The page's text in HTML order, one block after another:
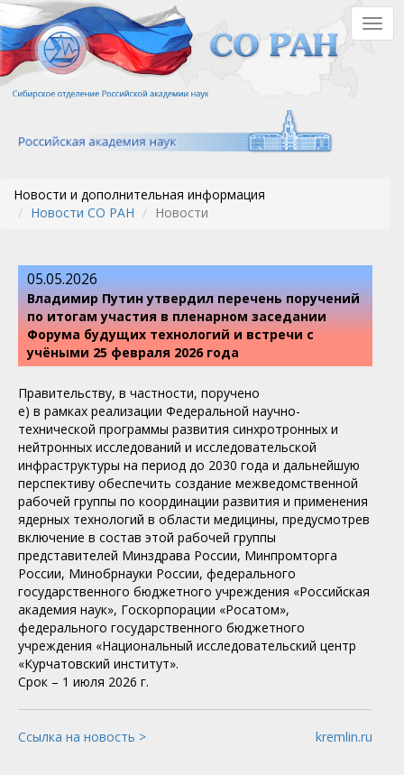
Перейти
к
основному
содержанию
Новости и дополнительная информация
Новости СО РАН
Новости
05.05.2026
Владимир Путин утвердил перечень поручений
по итогам участия в пленарном заседании
Форума будущих технологий и встречи с
учёными 25 февраля 2026 года
Правительству, в частности, поручено
e) в рамках реализации Федеральной научно-
технической программы развития синхротронных и
нейтронных исследований и исследовательской
инфраструктуры на период до 2030 года и дальнейшую
перспективу обеспечить создание межведомственной
рабочей группы по координации развития и применения
ядерных технологий в области медицины, предусмотрев
включение в состав этой рабочей группы
представителей Минздрава России, Минпромторга
России, Минобрнауки России, федерального
государственного бюджетного учреждения «Российская
академия наук», Госкорпорации «Росатом»,
федерального государственного бюджетного
учреждения «Национальный исследовательский центр
«Курчатовский институт».
Срок – 1 июля 2026 г.
Ссылка на новость > kremlin.ru